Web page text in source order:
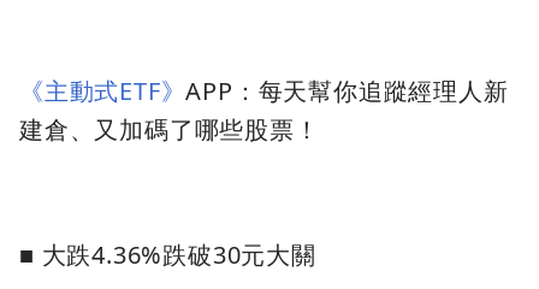
《主動式ETF》APP：每天幫你追蹤經理人新
建倉、又加碼了哪些股票！
■ 大跌4.36%跌破30元大關